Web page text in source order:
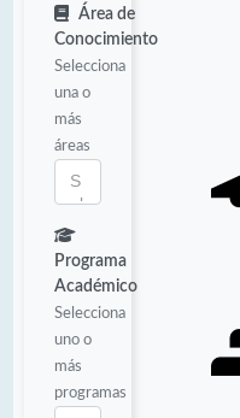
Área de
Conocimiento
Selecciona
una o
más
áreas
Programa
Académico
Selecciona
uno o
más
programas